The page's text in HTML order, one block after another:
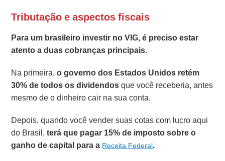
Tributação e aspectos fiscais
Para um brasileiro investir no VIG,é preciso estar
atento a duas cobranças principais.
Na primeira, o governo dos Estados Unidos retém
30% de todos os dividendosque você receberia, antes
mesmo de o dinheiro cair na sua conta.
Depois, quando você vender suas cotas com lucro aqui
do Brasil,terá que pagar 15% de imposto sobre o
ganho de capital para a Receita Federal.